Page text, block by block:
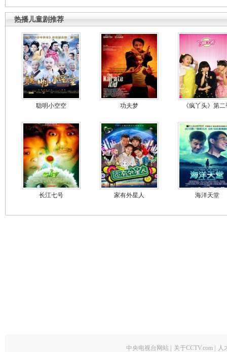
热播儿童剧推荐
聪明小空空 功夫梦 《疯丫头》第二
长江七号 家有外星人 海洋天堂
中央电视台网站 关于CCTV.com 人